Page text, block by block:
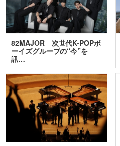
82MAJOR 次世代K-POPボ
ーイズグループの“今”を
訊…